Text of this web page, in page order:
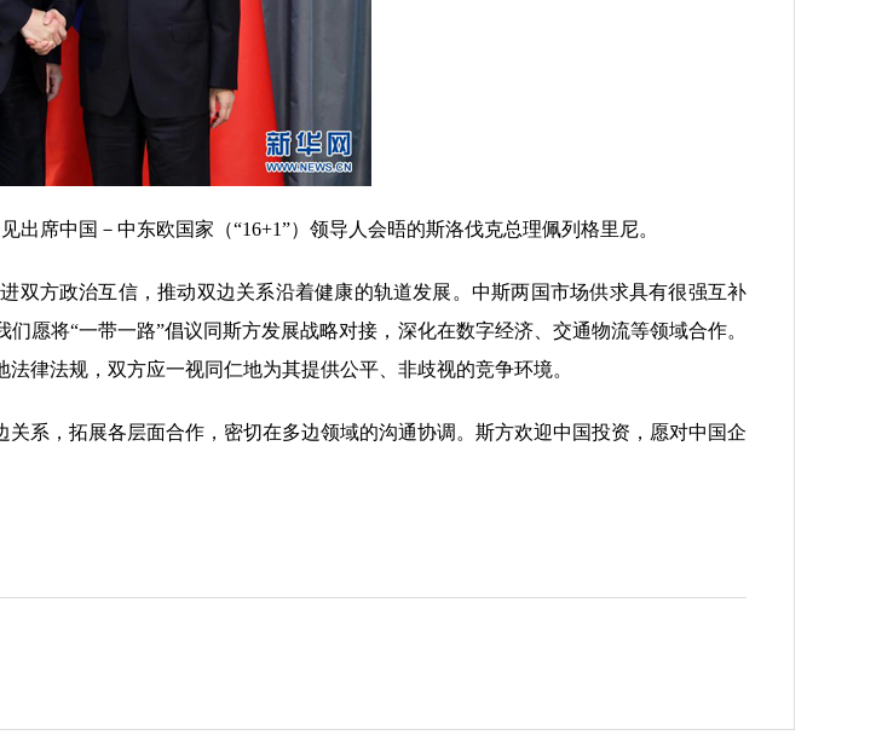
席中国－中东欧国家（“16+1”）领导人会晤的斯洛伐克总理佩列格里尼。
方政治互信，推动双边关系沿着健康的轨道发展。中斯两国市场供求具有很强互补
愿将“一带一路”倡议同斯方发展战略对接，深化在数字经济、交通物流等领域合作。
律法规，双方应一视同仁地为其提供公平、非歧视的竞争环境。
，拓展各层面合作，密切在多边领域的沟通协调。斯方欢迎中国投资，愿对中国企